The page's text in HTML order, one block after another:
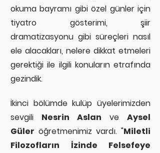
okuma bayramı gibi özel günler için
tiyatro gösterimi, şiir
dramatizasyonu gibi süreçleri nasıl
ele alacakları, nelere dikkat etmeleri
gerektiği ile ilgili konuların etrafında
gezindik.
İkinci bölümde kulüp üyelerimizden
sevgili Nesrin Aslan ve Aysel
Güler öğretmenimiz vardı. "Miletli
Filozofların İzinde Felsefeye